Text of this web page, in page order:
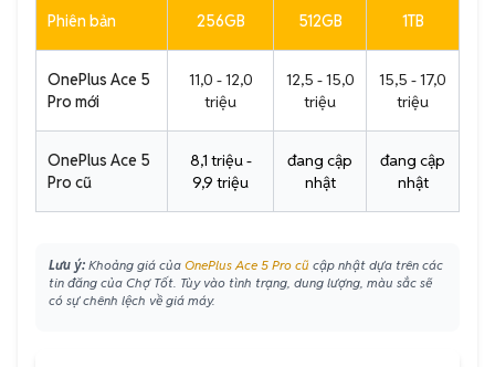
Phiên bản 256GB 512GB 1TB
OnePlus Ace 5
Pro mới
11,0 - 12,0
triệu
12,5 - 15,0
triệu
15,5 - 17,0
triệu
OnePlus Ace 5
Pro cũ
8,1 triệu -
9,9 triệu
đang cập
nhật
đang cập
nhật
Lưu ý: Khoảng giá của OnePlus Ace 5 Pro cũ cập nhật dựa trên các
tin đăng của Chợ Tốt. Tùy vào tình trạng, dung lượng, màu sắc sẽ
có sự chênh lệch về giá máy.